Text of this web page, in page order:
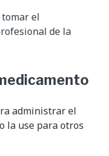
el
de la
administrar el
la use para otros